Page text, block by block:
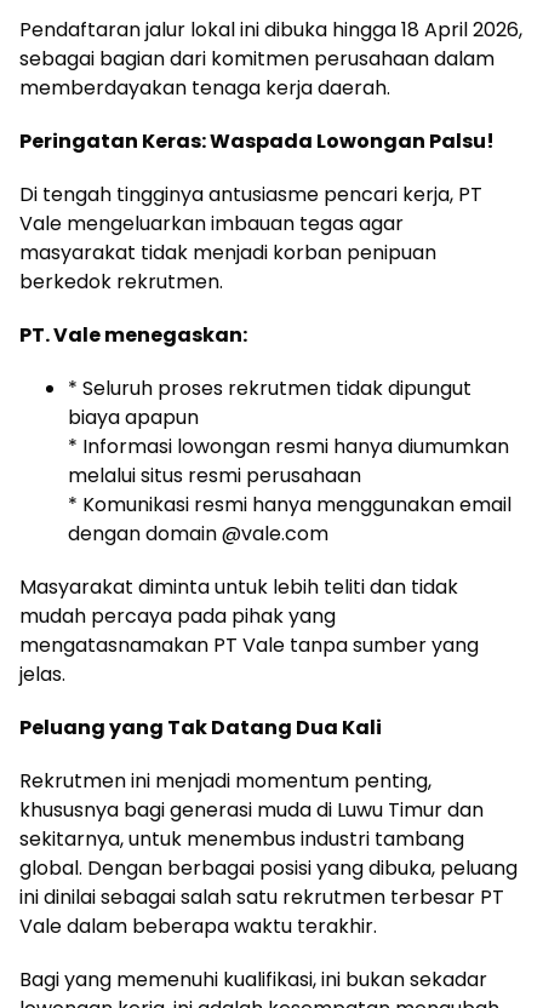
Pendaftaran jalur lokal ini dibuka hingga 18 April 2026,
sebagai bagian dari komitmen perusahaan dalam
memberdayakan tenaga kerja daerah.
Peringatan Keras: Waspada Lowongan Palsu!
Di tengah tingginya antusiasme pencari kerja, PT
Vale mengeluarkan imbauan tegas agar
masyarakat tidak menjadi korban penipuan
berkedok rekrutmen.
PT. Vale menegaskan:
* Seluruh proses rekrutmen tidak dipungut
biaya apapun
* Informasi lowongan resmi hanya diumumkan
melalui situs resmi perusahaan
* Komunikasi resmi hanya menggunakan email
dengan domain @vale.com
Masyarakat diminta untuk lebih teliti dan tidak
mudah percaya pada pihak yang
mengatasnamakan PT Vale tanpa sumber yang
jelas.
Peluang yang Tak Datang Dua Kali
Rekrutmen ini menjadi momentum penting,
khususnya bagi generasi muda di Luwu Timur dan
sekitarnya, untuk menembus industri tambang
global. Dengan berbagai posisi yang dibuka, peluang
ini dinilai sebagai salah satu rekrutmen terbesar PT
Vale dalam beberapa waktu terakhir.
Bagi yang memenuhi kualifikasi, ini bukan sekadar